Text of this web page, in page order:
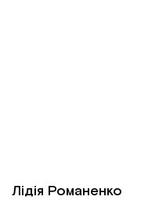
Лідія Романенко